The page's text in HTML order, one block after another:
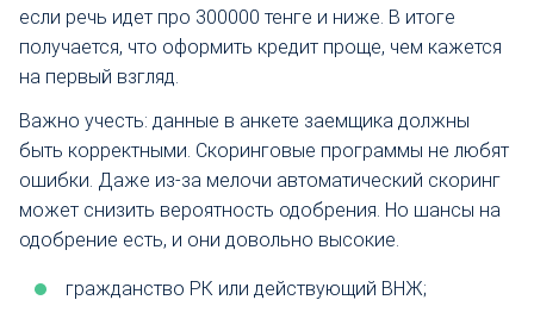
если речь идет про 300000 тенге и ниже. В итоге
получается, что оформить кредит проще, чем кажется
на первый взгляд.
Важно учесть: данные в анкете заемщика должны
быть корректными. Скоринговые программы не любят
ошибки. Даже из-за мелочи автоматический скоринг
может снизить вероятность одобрения. Но шансы на
одобрение есть, и они довольно высокие.
гражданство РК или действующий ВНЖ;